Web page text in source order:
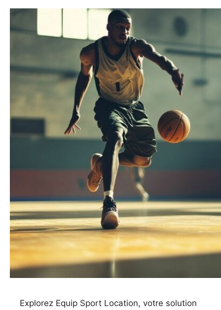
Explorez Equip Sport Location, votre solution